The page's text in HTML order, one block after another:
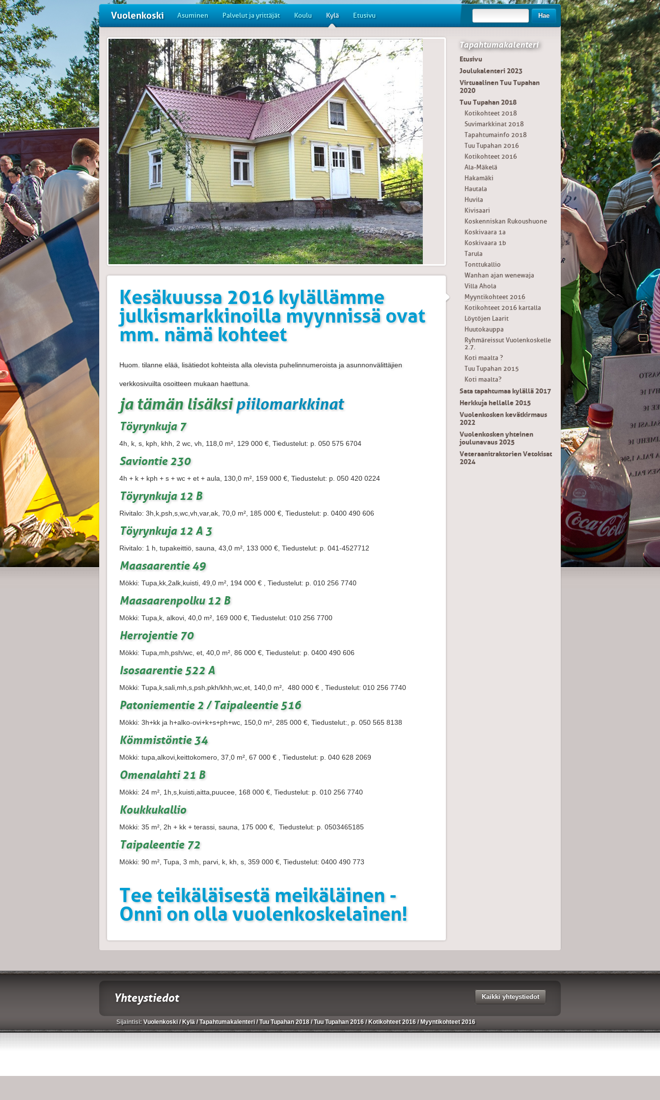
Vuolenkoski Asuminen Palvelut ja yrittäjät Koulu Kylä Etusivu Hae
Kesäkuussa 2016 kylällämme
julkismarkkinoilla myynnissä ovat
mm. nämä kohteet
Huom. tilanne elää, lisätiedot kohteista alla olevista puhelinnumeroista ja asunnonvälittäjien
verkkosivuilta osoitteen mukaan haettuna.
ja tämän lisäksipiilomarkkinat
Töyrynkuja 7
4h, k, s, kph, khh, 2 wc, vh, 118,0 m², 129 000 €, Tiedustelut: p. 050 575 6704
Saviontie 230
4h + k + kph + s + wc + et + aula, 130,0 m², 159 000 €, Tiedustelut: p. 050 420 0224
Töyrynkuja 12 B
Rivitalo: 3h,k,psh,s,wc,vh,var,ak, 70,0 m², 185 000 €, Tiedustelut: p. 0400 490 606
Töyrynkuja 12 A 3
Rivitalo: 1 h, tupakeittiö, sauna, 43,0 m², 133 000 €, Tiedustelut: p. 041-4527712
Maasaarentie 49
Mökki: Tupa,kk,2alk,kuisti, 49,0 m², 194 000 € , Tiedustelut: p. 010 256 7740
Maasaarenpolku 12 B
Mökki: Tupa,k, alkovi, 40,0 m², 169 000 €, Tiedustelut: 010 256 7700
Herrojentie 70
Mökki: Tupa,mh,psh/wc, et, 40,0 m², 86 000 €, Tiedustelut: p. 0400 490 606
Isosaarentie 522 A
Mökki: Tupa,k,sali,mh,s,psh,pkh/khh,wc,et, 140,0 m², 480 000 € , Tiedustelut: 010 256 7740
Patoniementie 2 / Taipaleentie 516
Mökki: 3h+kk ja h+alko-ovi+k+s+ph+wc, 150,0 m², 285 000 €, Tiedustelut:, p. 050 565 8138
Kömmistöntie 34
Mökki: tupa,alkovi,keittokomero, 37,0 m², 67 000 € , Tiedustelut: p. 040 628 2069
Omenalahti 21 B
Mökki: 24 m², 1h,s,kuisti,aitta,puucee, 168 000 €, Tiedustelut: p. 010 256 7740
Koukkukallio
Mökki: 35 m², 2h + kk + terassi, sauna, 175 000 €, Tiedustelut: p. 0503465185
Taipaleentie 72
Mökki: 90 m², Tupa, 3 mh, parvi, k, kh, s, 359 000 €, Tiedustelut: 0400 490 773
Tee teikäläisestä meikäläinen -
Onni on olla vuolenkoskelainen!
Tapahtumakalenteri
Etusivu
Joulukalenteri 2023
Virtuaalinen Tuu Tupahan
2020
Tuu Tupahan 2018
Kotikohteet 2018
Suvimarkkinat 2018
Tapahtumainfo 2018
Tuu Tupahan 2016
Kotikohteet 2016
Ala-Mäkelä
Hakamäki
Hautala
Huvila
Kivisaari
Koskenniskan Rukoushuone
Koskivaara 1a
Koskivaara 1b
Tarula
Tonttukallio
Wanhan ajan wenewaja
Villa Ahola
Myyntikohteet 2016
Kotikohteet 2016 kartalla
Löytöjen Laarit
Huutokauppa
Ryhmäreissut Vuolenkoskelle
2.7.
Koti maalta ?
Tuu Tupahan 2015
Koti maalta?
Sata tapahtumaa kylällä 2017
Herkkuja hellalle 2015
Vuolenkosken kevätkirmaus
2022
Vuolenkosken yhteinen
joulunavaus 2025
Veteraanitraktorien Vetokisat
2024
Kaikki yhteystiedot
Yhteystiedot
Sijaintisi:Vuolenkoski/ Kylä/Tapahtumakalenteri/Tuu Tupahan 2018/Tuu Tupahan 2016/ Kotikohteet 2016/ Myyntikohteet 2016